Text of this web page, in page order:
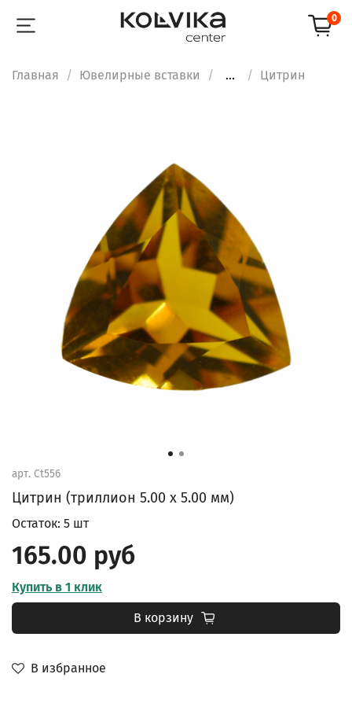
0
Главная Ювелирные вставки ... Цитрин
арт. Ct556
Цитрин (триллион 5.00 х 5.00 мм)
В избранное
Остаток: 5 шт
165.00 руб
Купить в 1 клик
В корзину